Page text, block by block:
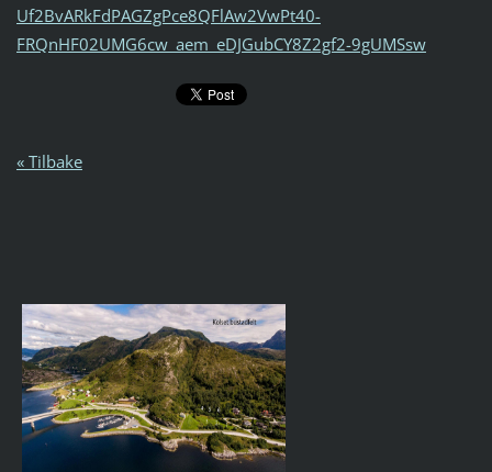
Uf2BvARkFdPAGZgPce8QFlAw2VwPt40-
FRQnHF02UMG6cw_aem_eDJGubCY8Z2gf2-9gUMSsw
« Tilbake